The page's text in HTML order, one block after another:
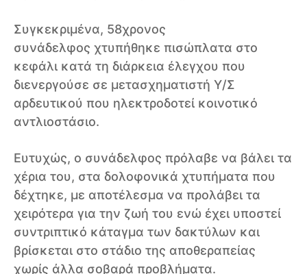
Συγκεκριμένα, 58χρονος
συνάδελφος χτυπήθηκε πισώπλατα στο
κεφάλι κατά τη διάρκεια έλεγχου που
διενεργούσε σε μετασχηματιστή Υ/Σ
αρδευτικού που ηλεκτροδοτεί κοινοτικό
αντλιοστάσιο.
Ευτυχώς, ο συνάδελφος πρόλαβε να βάλει τα
χέρια του, στα δολοφονικά χτυπήματα που
δέχτηκε, με αποτέλεσμα να προλάβει τα
χειρότερα για την ζωή του ενώ έχει υποστεί
συντριπτικό κάταγμα των δακτύλων και
βρίσκεται στο στάδιο της αποθεραπείας
χωρίς άλλα σοβαρά προβλήματα.